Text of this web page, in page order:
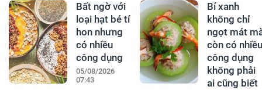
Bất ngờ với
loại hạt bé tí
hon nhưng
có nhiều
công dụng
05/08/2026
07:43
Bí xanh
không chỉ
ngọt mát
còn có nhiều
công dụng
không phải
ai cũng biết